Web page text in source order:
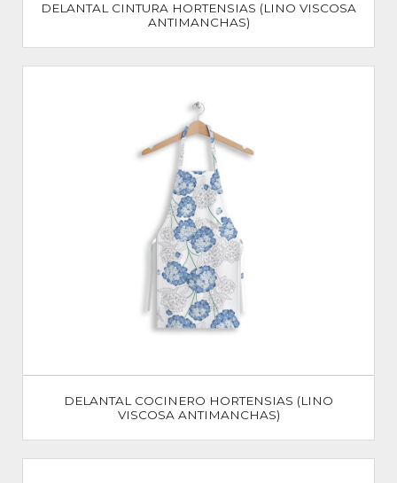
DELANTAL CINTURA HORTENSIAS (LINO VISCOSA
ANTIMANCHAS)
DELANTAL COCINERO HORTENSIAS (LINO
VISCOSA ANTIMANCHAS)